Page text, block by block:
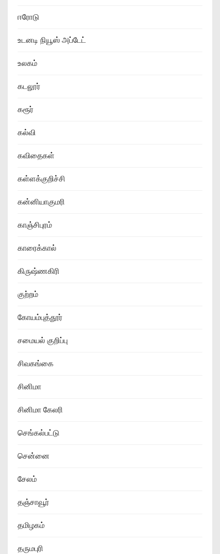
ஈரோடு
உடனடி நியூஸ் அப்டேட்
உலகம்
கடலூர்
கரூர்
கல்வி
கவிதைகள்
கள்ளக்குறிச்சி
கன்னியாகுமரி
காஞ்சிபுரம்
காரைக்கால்
கிருஷ்ணகிரி
குற்றம்
கோயம்புத்தூர்
சமையல் குறிப்பு
சிவகங்கை
சினிமா
சினிமா கேலரி
செங்கல்பட்டு
சென்னை
சேலம்
தஞ்சாவூர்
தமிழகம்
தருமபுரி